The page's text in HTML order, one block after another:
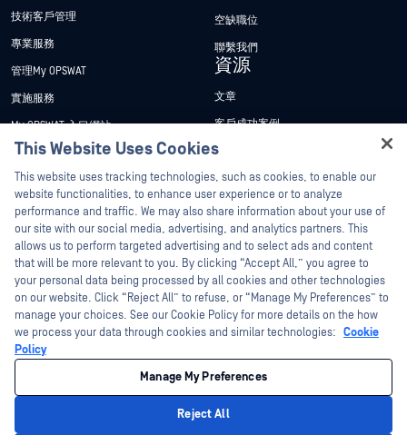
技術客戶管理
專業服務
管理My OPSWAT
實施服務
My OPSWAT 入口網站
技術檔案
訓練
漏洞通報計畫
合作夥伴
認證
技術合作夥伴
管道合作夥伴計劃
空缺職位
聯繫我們
資源
文章
客戶成功案例
新聞稿
新聞報導
網路研討會
產品型錄
白皮書
免費工具
©2026OPSWAT . 保留所有權利。OPSWAT、MetaDefender、Metascan、
MetaAccess、OPSWAT 、Trust no File. Trust No Device.、OPSWAT 、Protecting the
World's Critical Infrastructure、Deep CDR™ Technology、InQuest、InQuest標誌、
DFI、RetroHunt、Deep File Inspection 及 Join the Hunt 均為OPSWAT 之商標。第三
管理 Cookie 偏好
This Website Uses Cookies
This website uses tracking technologies, such as cookies, to enable our
website functionalities, to enhance user experience or to analyze
performance and traffic. We may also share information about your use of
our site with our social media, advertising, and analytics partners. This
allows us to perform targeted advertising and to select ads and content
that will be more relevant to you. By clicking “Accept All,” you agree to
your personal data being processed by all cookies and other technologies
on our website. Click “Reject All” to refuse, or “Manage My Preferences” to
manage your choices. See our Cookie Policy for more details on the how
we process your data through cookies and similar technologies: Cookie
Policy
Manage My Preferences
Reject All
Hey there!
I'm Ozzy, your OPSWAT virtual assistant.
How can I help you secure what's critical
today?